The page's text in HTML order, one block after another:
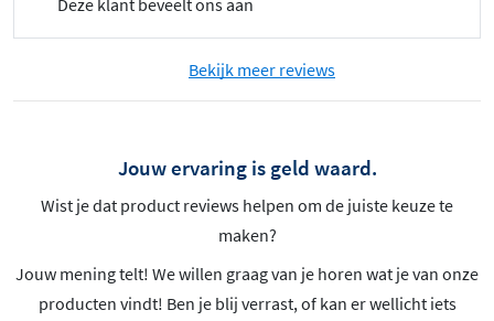
Deze klant beveelt ons aan
Bekijk meer reviews
Jouw ervaring is geld waard.
Wist je dat product reviews helpen om de juiste keuze te
maken?
Jouw mening telt! We willen graag van je horen wat je van onze
producten vindt! Ben je blij verrast, of kan er wellicht iets